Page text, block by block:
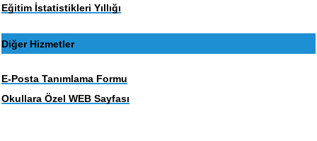
Eğitim İstatistikleri Yıllığı
Diğer Hizmetler
E-Posta Tanımlama Formu
Okullara Özel WEB Sayfası